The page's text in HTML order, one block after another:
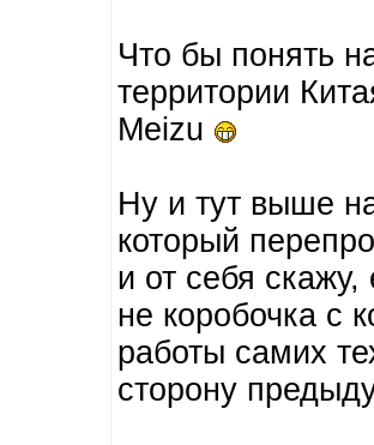
Что бы понять
территории
Meizu
Ну и тут выше
который
и от себя
не коробочка с
работы самих
сторону